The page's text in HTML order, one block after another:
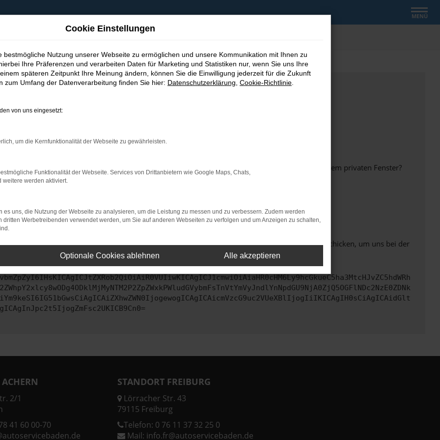
MENÜ
bestimmter Seiten verhindern. Funktioniert die Seite in einem anderen Browser oder in einem privaten Fenster?
beheben.
auf dem neuesten Stand sind.
kann auch dazu führen, dass bestimmte Funktionen nicht mehr unterstützt werden.
uns bitte. Wir werden versuchen, das Problem zu beheben. Du kannst uns diesen Text schicken, um uns bei der
2/1
41 60 00-70
STANDORT FREIBURG
Lörracher Str. 43
79115 Freiburg
Telefon: 0 76 11 37 32 25 0
Mail: info.fr@autoservicebaden.de
Cookie Einstellungen
bestmögliche Nutzung unserer Webseite zu ermöglichen und unsere Kommunikation mit Ihnen zu
Ihre Präferenzen und verarbeiten Daten für Marketing und Statistiken nur, wenn Sie uns Ihre
späteren Zeitpunkt Ihre Meinung ändern, können Sie die Einwilligung jederzeit für die Zukunft
zum Umfang der Datenverarbeitung finden Sie hier: Datenschutzerklärung Cookie-Richtlinie
von uns eingesetzt:
um die Kernfunktionalität der Webseite zu gewährleisten.
Funktionalität der Webseite. Services von Drittanbietern wie Google Maps, Chats,
weitere werden aktiviert.
es uns, die Nutzung der Webseite zu analysieren, um die Leistung zu messen und zu verbessern. Zudem werden
dritten Werbetreibenden verwendet werden, um Sie auf anderen Webseiten zu verfolgen und um Anzeigen zu schalten,
Optionale Cookies ablehnen Alle akzeptieren